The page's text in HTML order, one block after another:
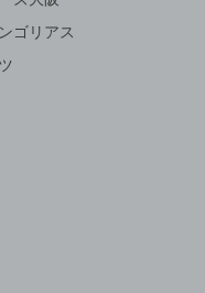
ゴリアス